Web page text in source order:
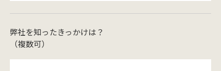
弊社を知ったきっかけは？
（複数可）